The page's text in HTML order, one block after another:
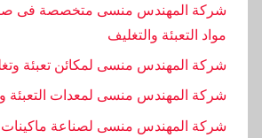
شركة المهندس منسى متخصصة فى
مواد التعبئة والتغليف
شركة المهندس منسى لمكائن تعبئة
شركة المهندس منسى لمعدات التعبئة
شركة المهندس منسى لصناعة ماكينات